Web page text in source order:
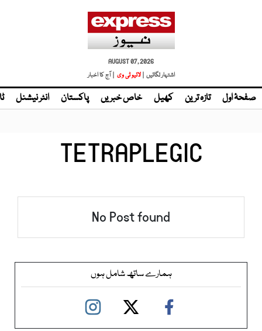
AUGUST 07, 2026
اشتہار لگائیں | لائیو ٹی وی | آج کا اخبار
صفحۂ اول تازہ ترین کھیل خاص خبریں پاکستان انٹر نیشنل
TETRAPLEGIC
No Post found
ہمارے ساتھ شامل ہوں